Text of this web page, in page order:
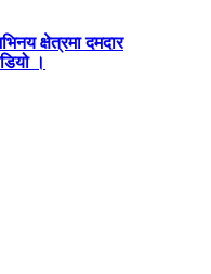
क्षेत्रमा दमदार
।